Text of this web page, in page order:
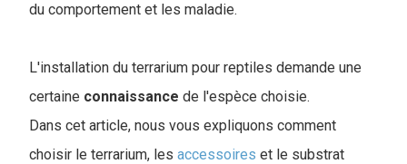
du comportement et les maladie.
L'installation du terrarium pour reptiles demande une
certaine connaissance de l'espèce choisie.
Dans cet article, nous vous expliquons comment
choisir le terrarium, les accessoires et le substrat